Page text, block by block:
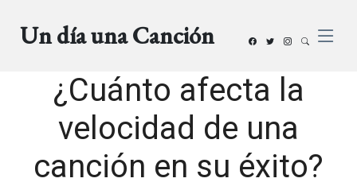
Un día una Canción
¿Cuánto afecta la
velocidad de una
canción en su éxito?